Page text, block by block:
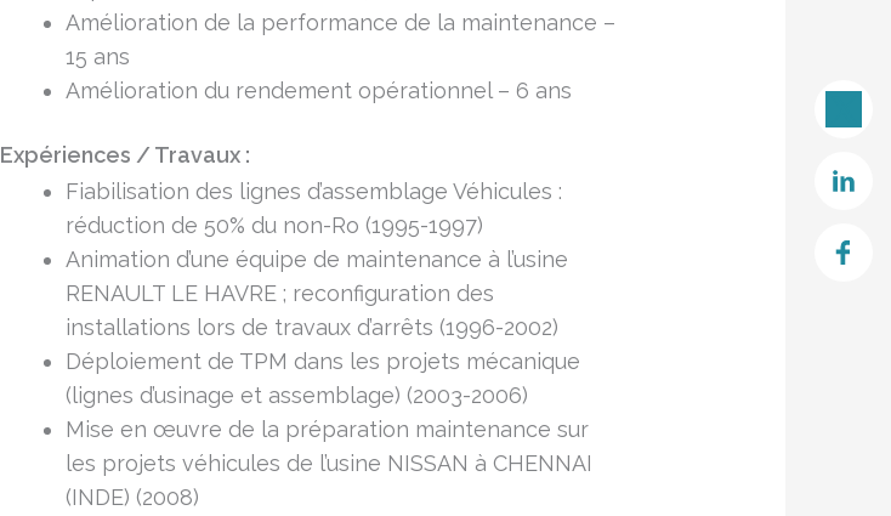
Amélioration de la performance de la maintenance –
15 ans
Amélioration du rendement opérationnel – 6 ans
Expériences / Travaux :
Fiabilisation des lignes d’assemblage Véhicules :
réduction de 50% du non-Ro (1995-1997)
Animation d’une équipe de maintenance à l’usine
RENAULT LE HAVRE ; reconfiguration des
installations lors de travaux d’arrêts (1996-2002)
Déploiement de TPM dans les projets mécanique
(lignes d’usinage et assemblage) (2003-2006)
Mise en œuvre de la préparation maintenance sur
les projets véhicules de l’usine NISSAN à CHENNAI
(INDE) (2008)